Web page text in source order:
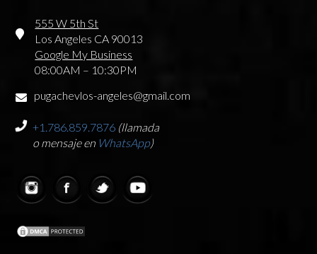
555 W 5th St
Los Angeles CA 90013
Google My Business
08:00AM – 10:30PM
pugachevlos-angeles@gmail.com
+1.786.859.7876 (llamada
o mensaje en WhatsApp)